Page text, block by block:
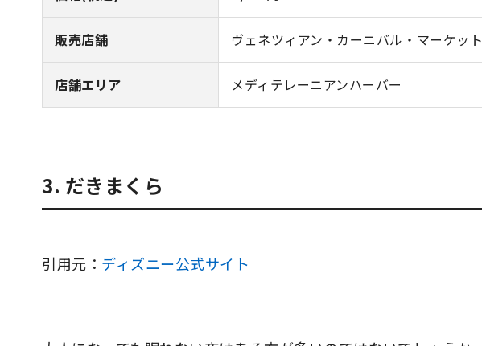
販売店舗 ヴェネツィアン・カーニバル・マーケット
店舗エリア メディテレーニアンハーバー
3. だきまくら
引用元： ディズニー公式サイト